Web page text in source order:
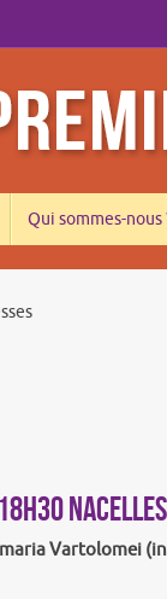
Qui sommes-nous
NACELLES
Vartolomei